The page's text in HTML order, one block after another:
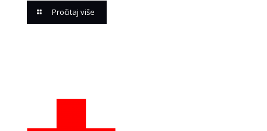
Pročitaj više